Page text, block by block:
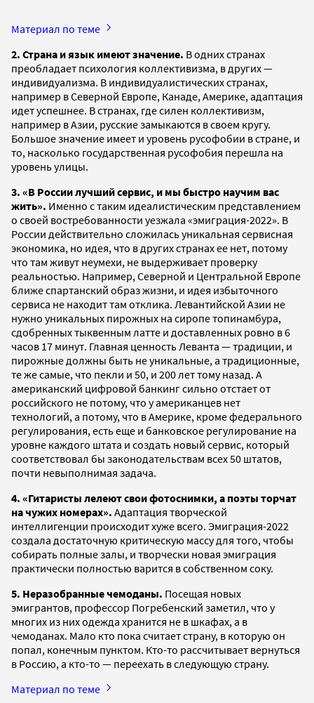
Материал по теме
2. Страна и язык имеют значение. В одних странах
преобладает психология коллективизма, в других —
индивидуализма. В индивидуалистических странах,
например в Северной Европе, Канаде, Америке, адаптация
идет успешнее. В странах, где силен коллективизм,
например в Азии, русские замыкаются в своем кругу.
Большое значение имеет и уровень русофобии в стране, и
то, насколько государственная русофобия перешла на
уровень улицы.
3. «В России лучший сервис, и мы быстро научим вас
жить». Именно с таким идеалистическим представлением
о своей востребованности уезжала «эмиграция-2022». В
России действительно сложилась уникальная сервисная
экономика, но идея, что в других странах ее нет, потому
что там живут неумехи, не выдерживает проверку
реальностью. Например, Северной и Центральной Европе
ближе спартанский образ жизни, и идея избыточного
сервиса не находит там отклика. Левантийской Азии не
нужно уникальных пирожных на сиропе топинамбура,
сдобренных тыквенным латте и доставленных ровно в 6
часов 17 минут. Главная ценность Леванта — традиции, и
пирожные должны быть не уникальные, а традиционные,
те же самые, что пекли и 50, и 200 лет тому назад. А
американский цифровой банкинг сильно отстает от
российского не потому, что у американцев нет
технологий, а потому, что в Америке, кроме федерального
регулирования, есть еще и банковское регулирование на
уровне каждого штата и создать новый сервис, который
соответствовал бы законодательствам всех 50 штатов,
почти невыполнимая задача.
4. «Гитаристы лелеют свои фотоснимки, а поэты торчат
на чужих номерах». Адаптация творческой
интеллигенции происходит хуже всего. Эмиграция-2022
создала достаточную критическую массу для того, чтобы
собирать полные залы, и творчески новая эмиграция
практически полностью варится в собственном соку.
5. Неразобранные чемоданы. Посещая новых
эмигрантов, профессор Погребенский заметил, что у
многих из них одежда хранится не в шкафах, а в
чемоданах. Мало кто пока считает страну, в которую он
попал, конечным пунктом. Кто-то рассчитывает вернуться
в Россию, а кто-то — переехать в следующую страну.
Материал по теме